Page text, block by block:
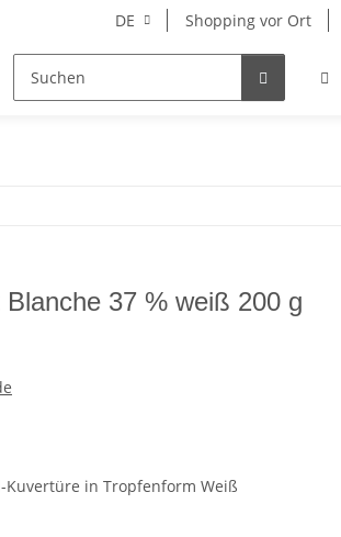
DE Shopping vor Ort
Hersteller
37 % weiß 200 g
Kuvertüre in Tropfenform Weiß